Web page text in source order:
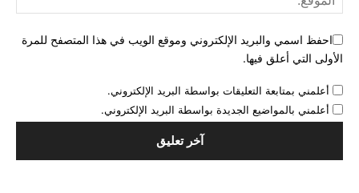
احفظ اسمي والبريد الإلكتروني وموقع الويب في هذا المتصفح للمرة
الأولى التي أعلق فيها.
أعلمني بمتابعة التعليقات بواسطة البريد الإلكتروني.
أعلمني بالمواضيع الجديدة بواسطة البريد الإلكتروني.